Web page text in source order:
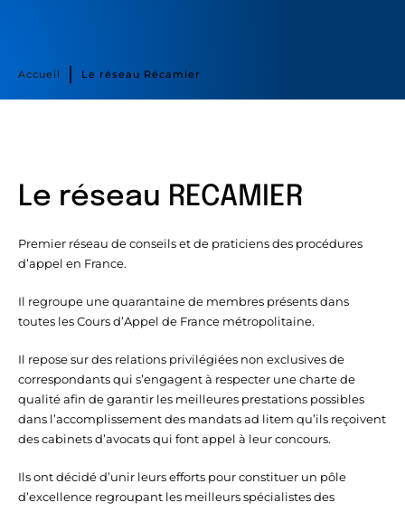
Accueil ∣ Le réseau Récamier
Le réseau RECAMIER
Premier réseau de conseils et de praticiens des procédures
d’appel en France.
Il regroupe une quarantaine de membres présents dans
toutes les Cours d’Appel de France métropolitaine.
Il repose sur des relations privilégiées non exclusives de
correspondants qui s’engagent à respecter une charte de
qualité afin de garantir les meilleures prestations possibles
dans l’accomplissement des mandats ad litem qu’ils reçoivent
des cabinets d’avocats qui font appel à leur concours.
Ils ont décidé d’unir leurs efforts pour constituer un pôle
d’excellence regroupant les meilleurs spécialistes des